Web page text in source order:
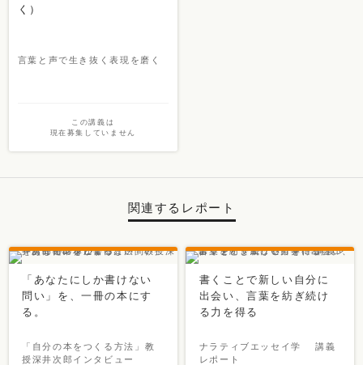
く）
言葉と声で生き抜く表現を磨く
この講義は
現在募集していません
関連するレポート
「あなたにしか書けない
問い」を、一冊の本にす
る。
「自分の本をつくる方法」教
授深井次郎インタビュー
書くことで新しい自分に
出会い、言葉を紡ぎ続け
る力を得る
ナラティブエッセイ学 講義
レポート